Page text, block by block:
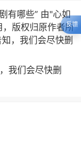
有哪些” 由"心如
版权归原作者所
，我们会尽快删
我们会尽快删
反馈